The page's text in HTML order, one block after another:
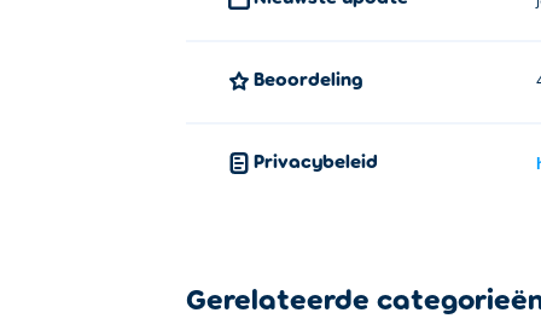
Beoordeling
Privacybeleid
Gerelateerde